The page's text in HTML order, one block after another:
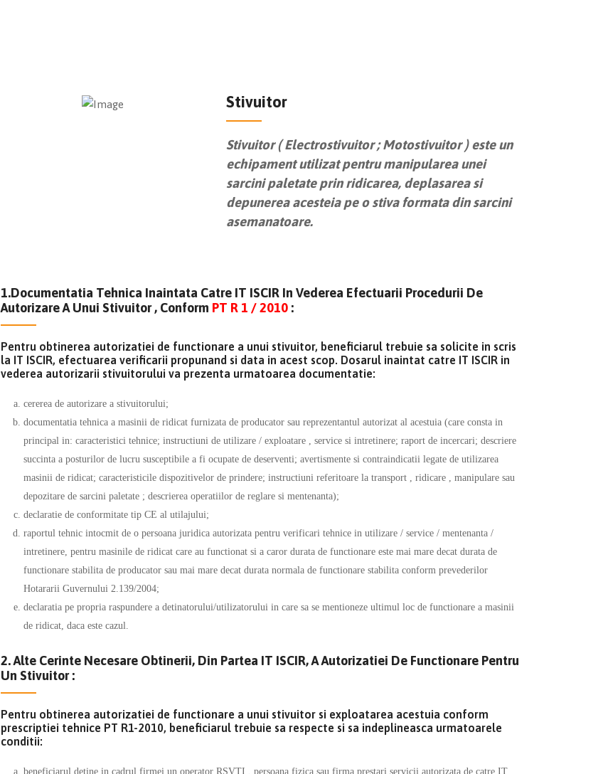
Stivuitor
Stivuitor ( Electrostivuitor ; Motostivuitor ) este un
echipament utilizat pentru manipularea unei
sarcini paletate prin ridicarea, deplasarea si
depunerea acesteia pe o stiva formata din sarcini
asemanatoare.
1.Documentatia Tehnica Inaintata Catre IT ISCIR In Vederea Efectuarii Procedurii De
Autorizare A Unui Stivuitor , Conform PT R 1 / 2010 :
Pentru obtinerea autorizatiei de functionare a unui stivuitor, beneficiarul trebuie sa solicite in scris
la IT ISCIR, efectuarea verificarii propunand si data in acest scop. Dosarul inaintat catre IT ISCIR in
vederea autorizarii stivuitorului va prezenta urmatoarea documentatie:
cererea de autorizare a stivuitorului;
documentatia tehnica a masinii de ridicat furnizata de producator sau reprezentantul autorizat al acestuia (care consta in
principal in: caracteristici tehnice; instructiuni de utilizare / exploatare , service si intretinere; raport de incercari; descriere
succinta a posturilor de lucru susceptibile a fi ocupate de deserventi; avertismente si contraindicatii legate de utilizarea
masinii de ridicat; caracteristicile dispozitivelor de prindere; instructiuni referitoare la transport , ridicare , manipulare sau
depozitare de sarcini paletate ; descrierea operatiilor de reglare si mentenanta);
declaratie de conformitate tip CE al utilajului;
raportul tehnic intocmit de o persoana juridica autorizata pentru verificari tehnice in utilizare / service / mentenanta /
intretinere, pentru masinile de ridicat care au functionat si a caror durata de functionare este mai mare decat durata de
functionare stabilita de producator sau mai mare decat durata normala de functionare stabilita conform prevederilor
Hotararii Guvernului 2.139/2004;
declaratia pe propria raspundere a detinatorului/utilizatorului in care sa se mentioneze ultimul loc de functionare a masinii
de ridicat, daca este cazul.
2. Alte Cerinte Necesare Obtinerii, Din Partea IT ISCIR, A Autorizatiei De Functionare Pentru
Un Stivuitor :
Pentru obtinerea autorizatiei de functionare a unui stivuitor si exploatarea acestuia conform
prescriptiei tehnice PT R1-2010, beneficiarul trebuie sa respecte si sa indeplineasca urmatoarele
conditii:
beneficiarul detine in cadrul firmei un operator RSVTI , persoana fizica sau firma prestari servicii autorizata de catre IT